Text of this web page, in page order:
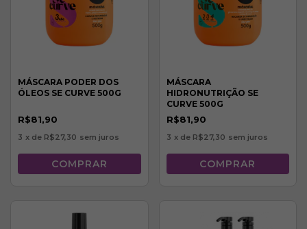
MÁSCARA PODER DOS
ÓLEOS SE CURVE 500G
R$81,90
3 x de R$27,30 sem juros
MÁSCARA
HIDRONUTRIÇÃO SE
CURVE 500G
R$81,90
3 x de R$27,30 sem juros